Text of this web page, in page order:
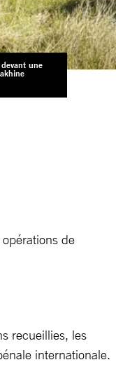
une
de
recueillies, les
internationale.